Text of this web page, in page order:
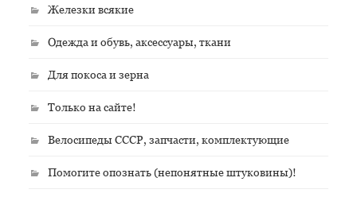
Железки всякие
Одежда и обувь, аксессуары, ткани
Для покоса и зерна
Только на сайте!
Велосипеды СССР, запчасти, комплектующие
Помогите опознать (непонятные штуковины)!